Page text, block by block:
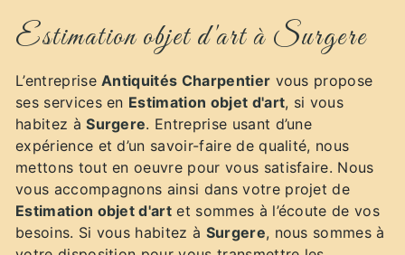
Estimation objet d'art à Surgere
L’entrepriseAntiquités Charpentier vous propose
ses services en Estimation objet d'art, si vous
habitez àSurgere. Entreprise usant d’une
expérience et d’un savoir-faire de qualité, nous
mettons tout en oeuvre pour vous satisfaire. Nous
vous accompagnons ainsi dans votre projet de
Estimation objet d'art et sommes à l’écoute de vos
besoins. Si vous habitez à Surgere, nous sommes à